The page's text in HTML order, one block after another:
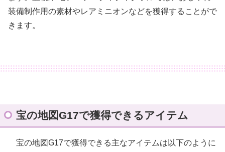
装備制作用の素材やレアミニオンなどを獲得することがで
きます。
宝の地図G17で獲得できるアイテム
宝の地図G17で獲得できる主なアイテムは以下のように